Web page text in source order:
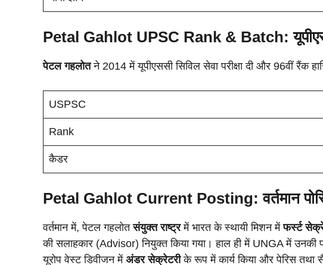
Petal Gahlot UPSC Rank & Batch:
पेटल गहलोतने 2014 में यूपीएससी सिविल सेवा परीक्षा दी और 96वीं रैंक
USPSC
Rank
कैडर
Petal Gahlot Current Posting: वर्तमान
वर्तमान में, पेटल गहलोतसंयुक्त राष्ट्रमें भारत के स्थायी मिशन मेंफर्स्ट
की सलाहकार (Advisor) नियुक्त किया गया। हाल ही में UNGA में उनकी
यूरोप वेस्ट डिवीजन में अंडर सेक्रेटरीके रूप में कार्य किया और पेरिस तथा